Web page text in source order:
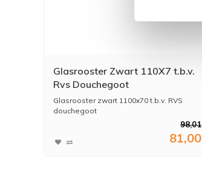
Glasrooster Zwart 110X7 t.b.v.
Rvs Douchegoot
Glasrooster zwart 1100x70 t.b.v. RVS
douchegoot
98,01
81,00